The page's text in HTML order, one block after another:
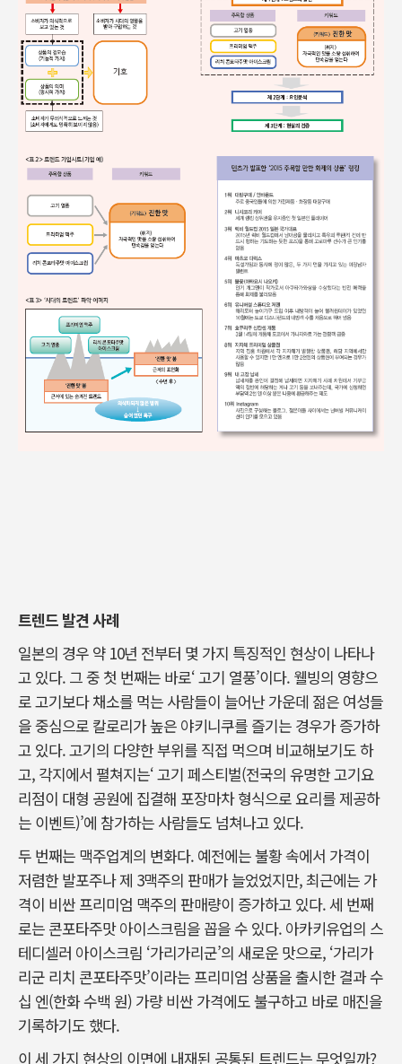
트렌드 발견 사례
일본의 경우 약 10년 전부터 몇 가지 특징적인 현상이 나타나
고 있다. 그 중 첫 번째는 바로‘ 고기 열풍’이다. 웰빙의 영향으
로 고기보다 채소를 먹는 사람들이 늘어난 가운데 젊은 여성들
을 중심으로 칼로리가 높은 야키니쿠를 즐기는 경우가 증가하
고 있다. 고기의 다양한 부위를 직접 먹으며 비교해보기도 하
고, 각지에서 펼쳐지는‘ 고기 페스티벌(전국의 유명한 고기요
리점이 대형 공원에 집결해 포장마차 형식으로 요리를 제공하
는 이벤트)’에 참가하는 사람들도 넘쳐나고 있다.
두 번째는 맥주업계의 변화다. 예전에는 불황 속에서 가격이
저렴한 발포주나 제 3맥주의 판매가 늘었었지만, 최근에는 가
격이 비싼 프리미엄 맥주의 판매량이 증가하고 있다. 세 번째
로는 콘포타주맛 아이스크림을 꼽을 수 있다. 아카키유업의 스
테디셀러 아이스크림 ‘가리가리군’의 새로운 맛으로, ‘가리가
리군 리치 콘포타주맛’이라는 프리미엄 상품을 출시한 결과 수
십 엔(한화 수백 원) 가량 비싼 가격에도 불구하고 바로 매진을
기록하기도 했다.
이 세 가지 현상의 이면에 내재된 공통된 트렌드는 무엇일까?